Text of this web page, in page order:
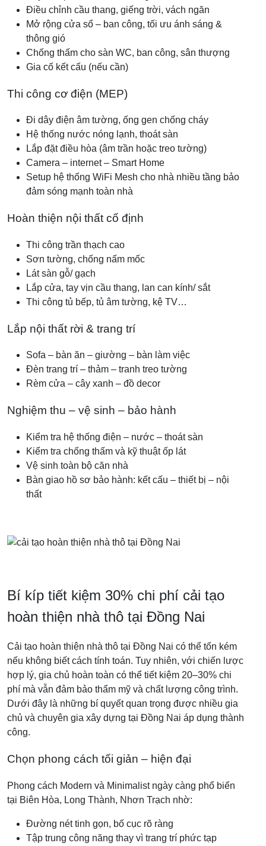
Điều chỉnh cầu thang, giếng trời, vách ngăn
Mở rộng cửa sổ – ban công, tối ưu ánh sáng &
thông gió
Chống thấm cho sàn WC, ban công, sân thượng
Gia cố kết cấu (nếu cần)
Thi công cơ điện (MEP)
Đi dây điện âm tường, ống gen chống cháy
Hệ thống nước nóng lạnh, thoát sàn
Lắp đặt điều hòa (âm trần hoặc treo tường)
Camera – internet – Smart Home
Setup hệ thống WiFi Mesh cho nhà nhiều tầng bảo
đảm sóng mạnh toàn nhà
Hoàn thiện nội thất cố định
Thi công trần thạch cao
Sơn tường, chống nấm mốc
Lát sàn gỗ/ gạch
Lắp cửa, tay vịn cầu thang, lan can kính/ sắt
Thi công tủ bếp, tủ âm tường, kệ TV…
Lắp nội thất rời & trang trí
Sofa – bàn ăn – giường – bàn làm việc
Đèn trang trí – thảm – tranh treo tường
Rèm cửa – cây xanh – đồ decor
Nghiệm thu – vệ sinh – bảo hành
Kiểm tra hệ thống điện – nước – thoát sàn
Kiểm tra chống thấm và kỹ thuật ốp lát
Vệ sinh toàn bộ căn nhà
Bàn giao hồ sơ bảo hành: kết cấu – thiết bị – nội
thất
Bí kíp tiết kiệm 30% chi phí cải tạo
hoàn thiện nhà thô tại Đồng Nai
Cải tạo hoàn thiện nhà thô tại Đồng Nai có thể tốn kém
nếu không biết cách tính toán. Tuy nhiên, với chiến lược
hợp lý, gia chủ hoàn toàn có thể tiết kiệm 20–30% chi
phí mà vẫn đảm bảo thẩm mỹ và chất lượng công trình.
Dưới đây là những bí quyết quan trọng được nhiều gia
chủ và chuyên gia xây dựng tại Đồng Nai áp dụng thành
công.
Chọn phong cách tối giản – hiện đại
Phong cách Modern và Minimalist ngày càng phổ biến
tại Biên Hòa, Long Thành, Nhơn Trạch nhờ:
Đường nét tinh gọn, bố cục rõ ràng
Tập trung công năng thay vì trang trí phức tạp